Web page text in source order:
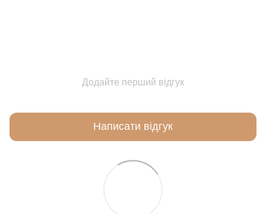
Додайте перший відгук
Написати відгук